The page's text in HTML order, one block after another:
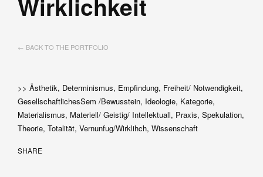
← BACK TO THE PORTFOLIO
>> Ästhetik, Determinismus, Empfindung, Freiheit/ Notwendigkeit,
GesellschaftlichesSem /Bewusstein, Ideologie, Kategorie,
Materialismus, Materiell/ Geistig/ Intellektuall, Praxis, Spekulation,
Theorie, Totalität, Vernunfug/Wirklihch, Wissenschaft
SHARE